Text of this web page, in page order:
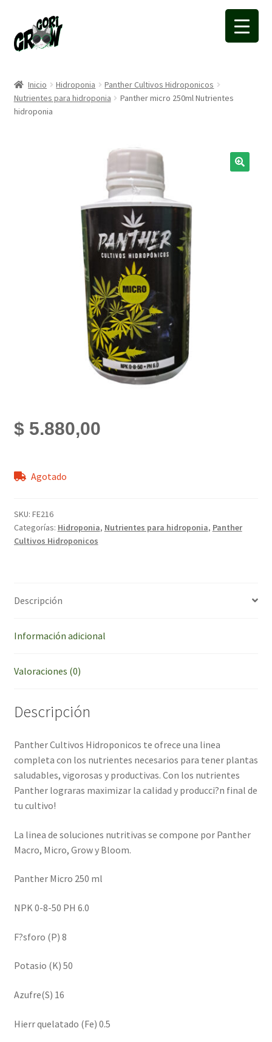
a
la
a
la
Inicio Hidroponia
Panther Cultivos Hidroponicos
Nutrientes para hidroponia
Panther micro 250ml Nutrientes
hidroponia
$5.880,00
Agotado
SKU: FE216
Categorías: Hidroponia, Nutrientes para hidroponia, Panther
Cultivos Hidroponicos
Descripción
Información adicional
Valoraciones (0)
Descripción
Panther Cultivos Hidroponicos te ofrece una linea
completa con los nutrientes necesarios para tener plantas
saludables, vigorosas y productivas. Con los nutrientes
Panther lograras maximizar la calidad y producci?n final de
tu cultivo!
La linea de soluciones nutritivas se compone por Panther
Macro, Micro, Grow y Bloom.
Panther Micro 250 ml
NPK 0-8-50 PH 6.0
F?sforo (P) 8
Potasio (K) 50
Azufre(S) 16
Hierr quelatado (Fe) 0.5